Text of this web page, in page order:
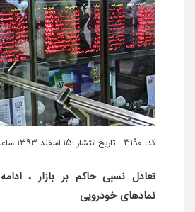
کد: 3190 تاریخ انتشار :۱۵ اسفند ۱۳۹۳ ساعت ۲۳:۱۸
تعادل نسبی حاکم بر بازار ،
نمادهای خودرویی